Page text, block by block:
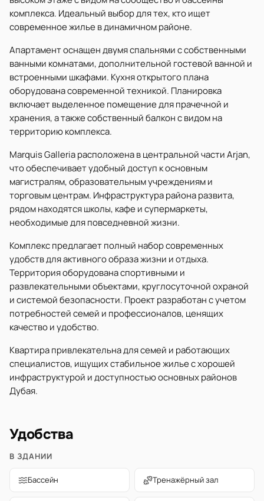
комплекса. Идеальный выбор для тех, кто ищет
современное жилье в динамичном районе.
Апартамент оснащен двумя спальнями с собственными
ванными комнатами, дополнительной гостевой ванной и
встроенными шкафами. Кухня открытого плана
оборудована современной техникой. Планировка
включает выделенное помещение для прачечной и
хранения, а также собственный балкон с видом на
территорию комплекса.
Marquis Galleria расположена в центральной части Arjan,
что обеспечивает удобный доступ к основным
магистралям, образовательным учреждениям и
торговым центрам. Инфраструктура района развита,
рядом находятся школы, кафе и супермаркеты,
необходимые для повседневной жизни.
Комплекс предлагает полный набор современных
удобств для активного образа жизни и отдыха.
Территория оборудована спортивными и
развлекательными объектами, круглосуточной охраной
и системой безопасности. Проект разработан с учетом
потребностей семей и профессионалов, ценящих
качество и удобство.
Квартира привлекательна для семей и работающих
специалистов, ищущих стабильное жилье с хорошей
инфраструктурой и доступностью основных районов
Дубая.
Удобства
В ЗДАНИИ
Бассейн Тренажёрный зал